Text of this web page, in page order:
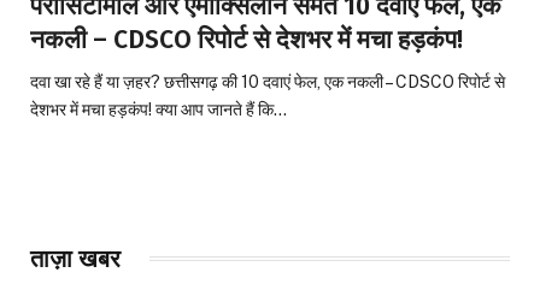
नकली – CDSCO रिपोर्ट से देशभर में मचा हड़कंप!
दवा खा रहे हैं या ज़हर? छत्तीसगढ़ की 10 दवाएं फेल, एक नकली – CDSCO रिपोर्ट से
देशभर में मचा हड़कंप! क्या आप जानते हैं कि…
ताज़ा खबर